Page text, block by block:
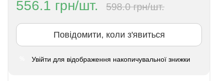
556.1 грн/шт. 598.0 грн/шт.
Повідомити, коли з'явиться
Увійти для відображення накопичувальної знижки